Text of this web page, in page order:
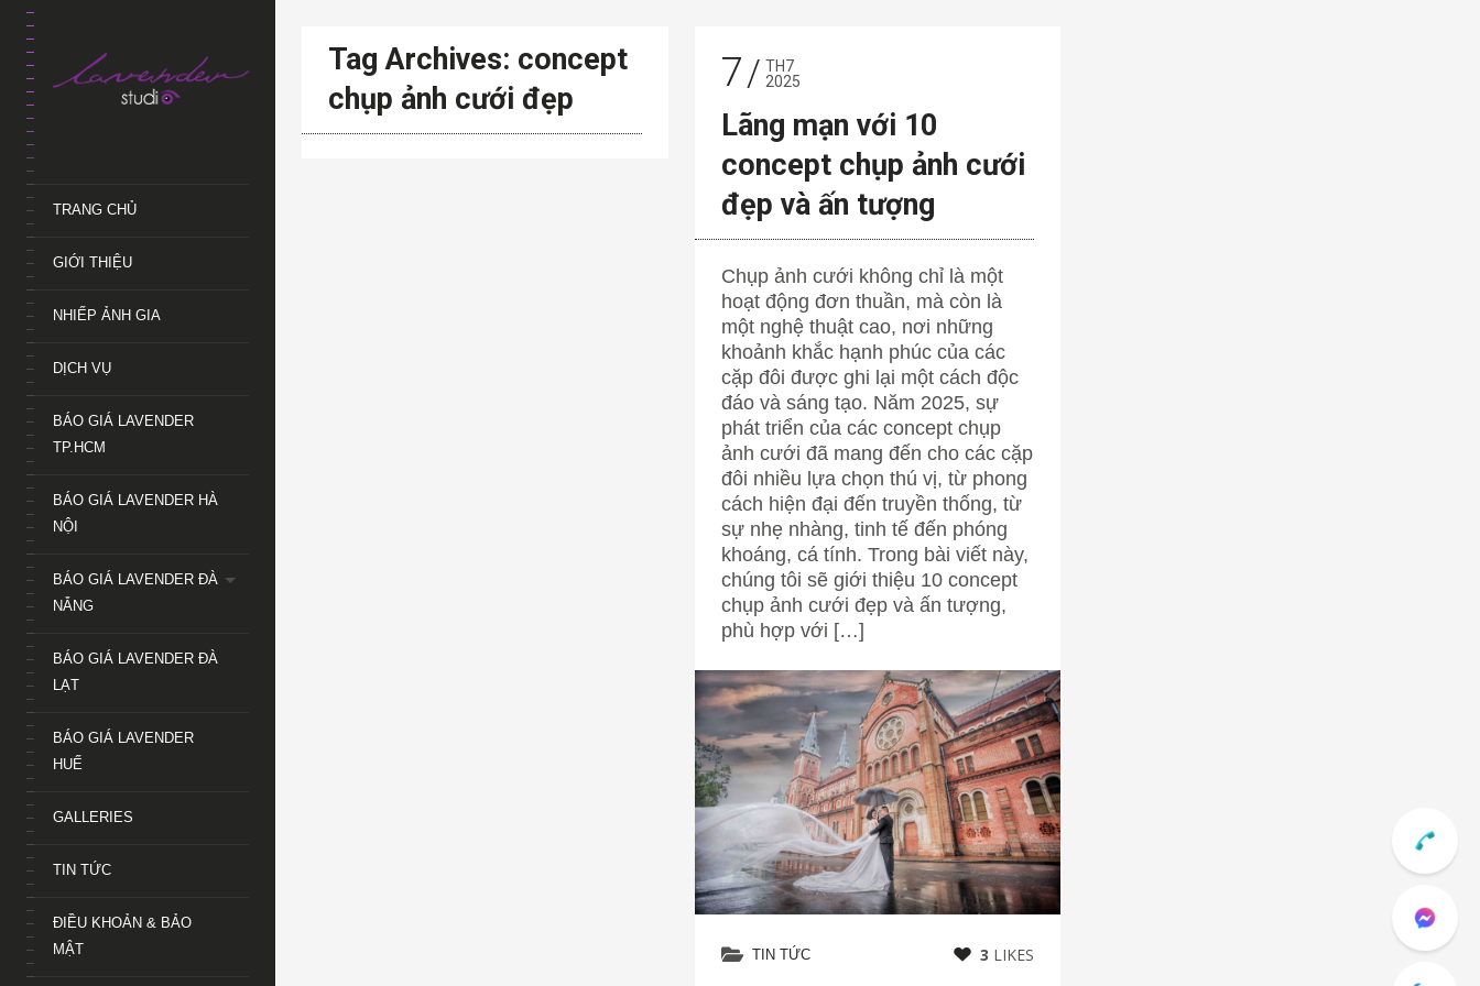
TRANG CHỦ
GIỚI THIỆU
NHIẾP ẢNH GIA
DỊCH VỤ
BÁO GIÁ LAVENDER
TP.HCM
BÁO GIÁ LAVENDER HÀ
NỘI
BÁO GIÁ LAVENDER ĐÀ
NẴNG
BÁO GIÁ LAVENDER ĐÀ
LẠT
BÁO GIÁ LAVENDER
HUẾ
GALLERIES
TIN TỨC
ĐIỀU KHOẢN & BẢO
MẬT
Tag Archives: concept
chụp ảnh cưới đẹp
7
TH7
2025
Lãng mạn với 10
concept chụp ảnh cưới
đẹp và ấn tượng
Chụp ảnh cưới không chỉ là một
hoạt động đơn thuần, mà còn là
một nghệ thuật cao, nơi những
khoảnh khắc hạnh phúc của các
cặp đôi được ghi lại một cách độc
đáo và sáng tạo. Năm 2025, sự
phát triển của các concept chụp
ảnh cưới đã mang đến cho các cặp
đôi nhiều lựa chọn thú vị, từ phong
cách hiện đại đến truyền thống, từ
sự nhẹ nhàng, tinh tế đến phóng
khoáng, cá tính. Trong bài viết này,
chúng tôi sẽ giới thiệu 10 concept
chụp ảnh cưới đẹp và ấn tượng,
phù hợp với […]
TIN TỨC 3 LIKES